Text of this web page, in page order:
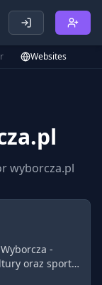
Websites
wyborcza.pl
-